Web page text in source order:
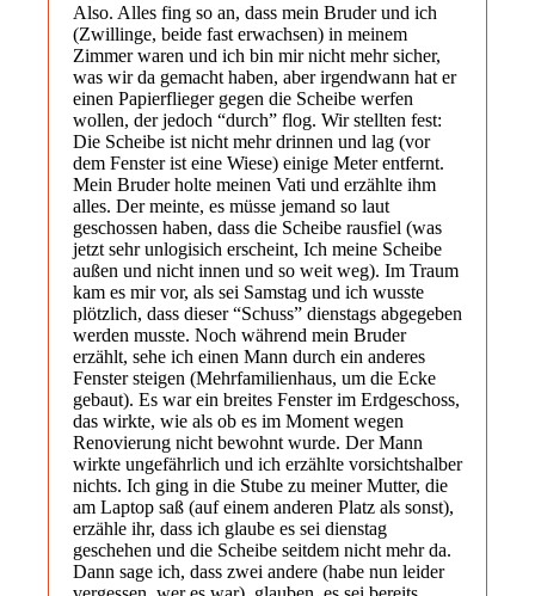
Also. Alles fing so an, dass mein Bruder und ich
(Zwillinge, beide fast erwachsen) in meinem
Zimmer waren und ich bin mir nicht mehr sicher,
was wir da gemacht haben, aber irgendwann hat er
einen Papierflieger gegen die Scheibe werfen
wollen, der jedoch “durch” flog. Wir stellten fest:
Die Scheibe ist nicht mehr drinnen und lag (vor
dem Fenster ist eine Wiese) einige Meter entfernt.
Mein Bruder holte meinen Vati und erzählte ihm
alles. Der meinte, es müsse jemand so laut
geschossen haben, dass die Scheibe rausfiel (was
jetzt sehr unlogisich erscheint, Ich meine Scheibe
außen und nicht innen und so weit weg). Im Traum
kam es mir vor, als sei Samstag und ich wusste
plötzlich, dass dieser “Schuss” dienstags abgegeben
werden musste. Noch während mein Bruder
erzählt, sehe ich einen Mann durch ein anderes
Fenster steigen (Mehrfamilienhaus, um die Ecke
gebaut). Es war ein breites Fenster im Erdgeschoss,
das wirkte, wie als ob es im Moment wegen
Renovierung nicht bewohnt wurde. Der Mann
wirkte ungefährlich und ich erzählte vorsichtshalber
nichts. Ich ging in die Stube zu meiner Mutter, die
am Laptop saß (auf einem anderen Platz als sonst),
erzähle ihr, dass ich glaube es sei dienstag
geschehen und die Scheibe seitdem nicht mehr da.
Dann sage ich, dass zwei andere (habe nun leider